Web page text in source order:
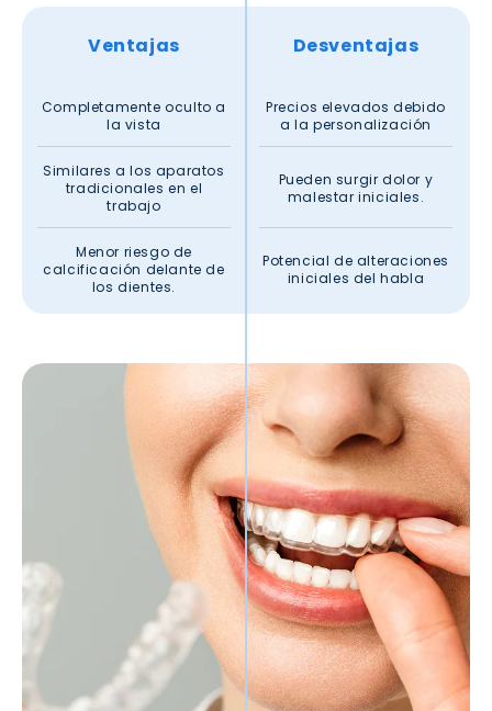
Ventajas Desventajas
Completamente oculto a
la vista
Precios elevados debido
a la personalización
Similares a los aparatos
tradicionales en el
trabajo
Pueden surgir dolor y
malestar iniciales.
Menor riesgo de
calcificación delante de
los dientes.
Potencial de alteraciones
iniciales del habla